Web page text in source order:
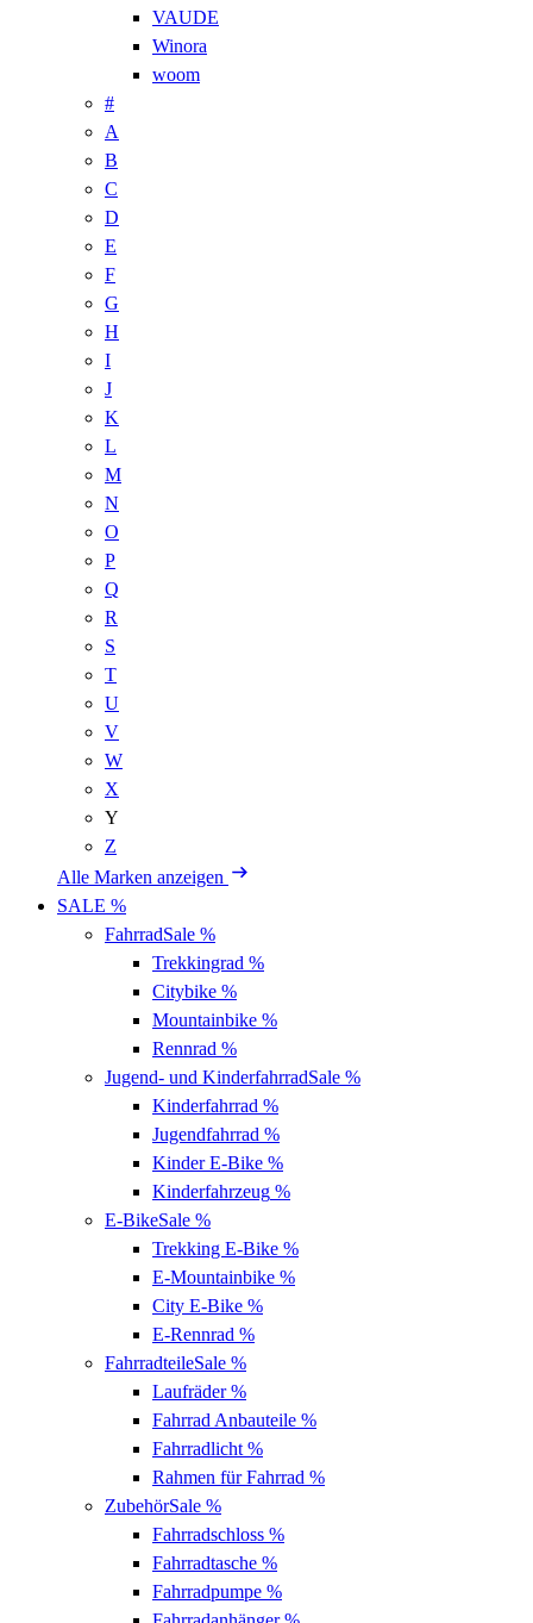
VAUDE
Winora
woom
#
A
B
C
D
E
F
G
H
I
J
K
L
M
N
O
P
Q
R
S
T
U
V
W
X
Y
Z
Alle Marken anzeigen
SALE %
FahrradSale %
Trekkingrad %
Citybike %
Mountainbike %
Rennrad %
Jugend- und KinderfahrradSale %
Kinderfahrrad %
Jugendfahrrad %
Kinder E-Bike %
Kinderfahrzeug %
E-BikeSale %
Trekking E-Bike %
E-Mountainbike %
City E-Bike %
E-Rennrad %
FahrradteileSale %
Laufräder%
Fahrrad Anbauteile %
Fahrradlicht %
Rahmen für Fahrrad %
ZubehörSale %
Fahrradschloss %
Fahrradtasche %
Fahrradpumpe %